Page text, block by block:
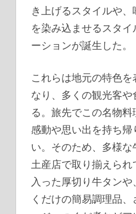
き上げるスタイルや
を染み込ませるスタ
ーションが誕生した。
これらは地元の特色
なり、多くの観光客
る。旅先でこの名物
感動や思い出を持ち
い。そのため、多様
土産店で取り揃えら
入った厚切り牛タン
くだけの簡易調理品